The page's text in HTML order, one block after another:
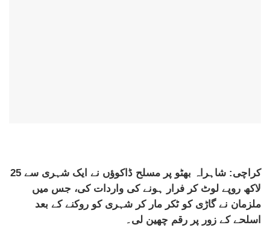
کراچی: شاہراہ بھٹو پر مسلح ڈاکوؤں نے ایک شہری سے 25
لاکھ روپے لوٹ کر فرار ہونے کی واردات کی، جس میں
ملزمان نے گاڑی کو ٹکر مار کر شہری کو روکنے کے بعد
اسلحے کے زور پر رقم چھین لی۔